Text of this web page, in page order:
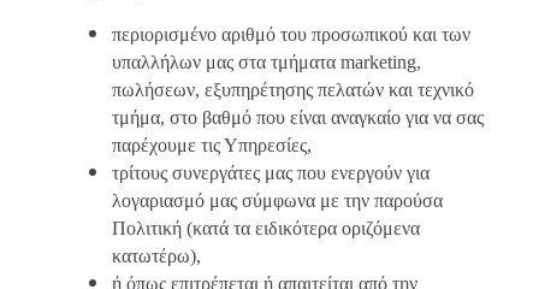
περιορισμένο αριθμό του προσωπικού και των
υπαλλήλων μας στα τμήματα marketing,
πωλήσεων, εξυπηρέτησης πελατών και τεχνικό
τμήμα, στο βαθμό που είναι αναγκαίο για να σας
παρέχουμε τις Υπηρεσίες,
τρίτους συνεργάτες μας που ενεργούν για
λογαριασμό μας σύμφωνα με την παρούσα
Πολιτική (κατά τα ειδικότερα οριζόμενα
κατωτέρω),
ή όπως επιτρέπεται ή απαιτείται από την